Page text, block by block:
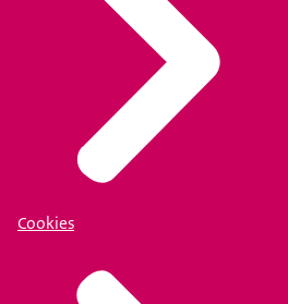
Cookies